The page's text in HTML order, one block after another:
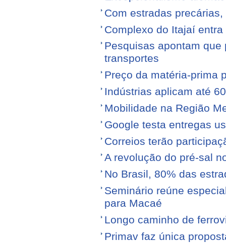
Com estradas
Complexo do Itajaí
Pesquisas apontam
transportes
Preço da matéria-prima
Indústrias aplicam até
Mobilidade na Região
Google testa entregas
Correios terão
A revolução do pré-sal
No Brasil, 80% das
Seminário reúne
para Macaé
Longo caminho de
Primav faz única